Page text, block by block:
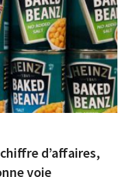
d’affaires,
voie